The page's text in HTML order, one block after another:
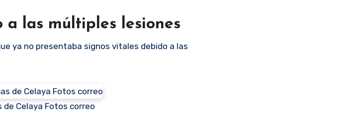
las múltiples lesiones
ya no presentaba signos vitales debido a las
Celaya Fotos correo